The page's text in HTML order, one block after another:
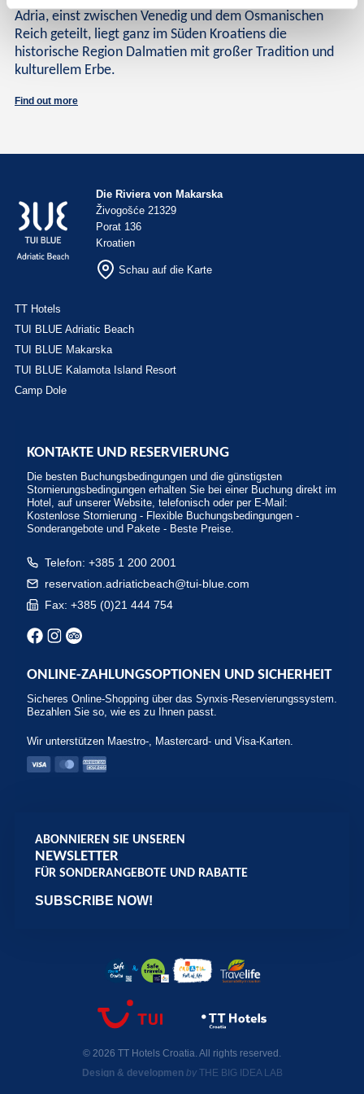
Adria, einst zwischen Venedig und dem Osmanischen
Reich geteilt, liegt ganz im Süden Kroatiens die
historische Region Dalmatien mit großer Tradition und
kulturellem Erbe.
Find out more
Die Riviera von Makarska
Živogošće 21329
Porat 136
Kroatien
Schau auf die Karte
TT Hotels
TUI BLUE Adriatic Beach
TUI BLUE Makarska
TUI BLUE Kalamota Island Resort
Camp Dole
KONTAKTE UND RESERVIERUNG
Die besten Buchungsbedingungen und die günstigsten
Stornierungsbedingungen erhalten Sie bei einer Buchung direkt im
Hotel, auf unserer Website, telefonisch oder per E-Mail:
Kostenlose Stornierung - Flexible Buchungsbedingungen -
Sonderangebote und Pakete - Beste Preise.
Telefon: +385 1 200 2001
reservation.adriaticbeach@tui-blue.com
Fax: +385 (0)21 444 754
ONLINE-ZAHLUNGSOPTIONEN UND SICHERHEIT
Sicheres Online-Shopping über das Synxis-Reservierungssystem.
Bezahlen Sie so, wie es zu Ihnen passt.
Wir unterstützen Maestro-, Mastercard- und Visa-Karten.
ABONNIEREN SIE UNSEREN
NEWSLETTER
FÜR SONDERANGEBOTE UND RABATTE
SUBSCRIBE NOW!
© 2026 TT Hotels Croatia. All rights reserved.
Design & developmen byTHE BIG IDEA LAB